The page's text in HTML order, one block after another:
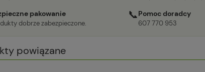
pakowanie
dobrze zabezpieczone.
📞Pomoc doradcy
607 770 953
powiązane